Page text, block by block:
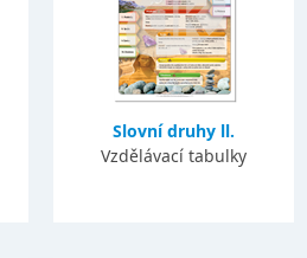
Slovní druhy ll.
Vzdělávací tabulky